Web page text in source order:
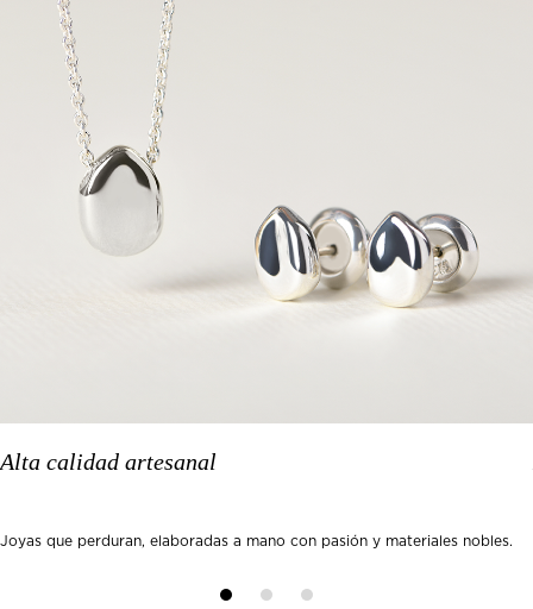
Alta calidad artesanal
Joyas que perduran, elaboradas a mano con pasión y materiales nobles.